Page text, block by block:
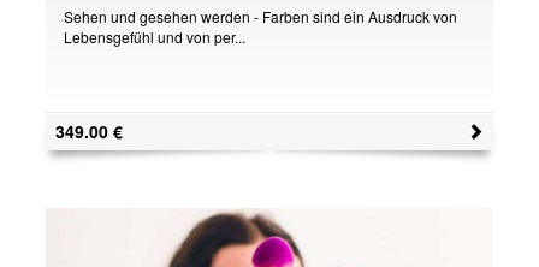
Sehen und gesehen werden - Farben sind ein Ausdruck von
Lebensgefühl und von per...
349.00 €